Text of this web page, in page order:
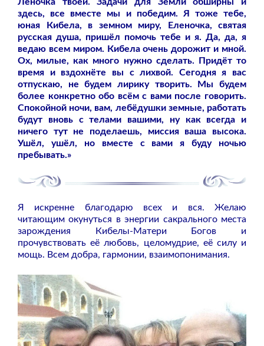
здесь, все вместе мы и победим. Я тоже тебе,
юная Кибела, в земном миру, Еленочка, святая
русская душа, пришёл помочь тебе и я. Да, да, я
ведаю всем миром. Кибела очень дорожит и мной.
Ох, милые, как много нужно сделать. Придёт то
время и вздохнёте вы с лихвой. Сегодня я вас
отпускаю, не будем лирику творить. Мы будем
более конкретно обо всём с вами после говорить.
Спокойной ночи, вам, лебёдушки земные, работать
будут вновь с телами вашими, ну как всегда и
ничего тут не поделаешь, миссия ваша высока.
Ушёл, ушёл, но вместе с вами я буду ночью
пребывать.»
Я искренне благодарю всех и вся. Желаю
читающим окунуться в энергии сакрального места
зарождения Кибелы-Матери Богов и
прочувствовать её любовь, целомудрие, её силу и
мощь. Всем добра, гармонии, взаимопонимания.